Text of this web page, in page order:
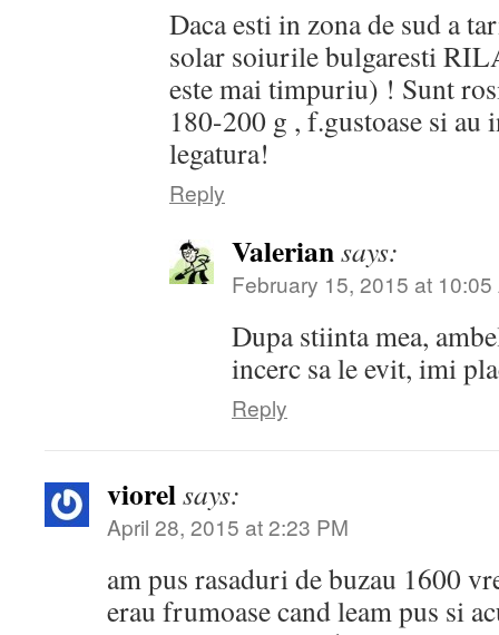
Daca esti in zona de sud a
solar soiurile bulgaresti
este mai timpuriu) ! Sunt
180-200 g , f.gustoase si au
legatura!
Reply
Valeriansays:
February 15, 2015 at 10:05
Dupa stiinta mea,
incerc sa le evit, imi
Reply
viorelsays:
April 28, 2015 at 2:23 PM
am pus rasaduri de buzau 1600
erau frumoase cand leam pus si